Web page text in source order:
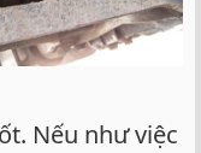
Nếu như việc